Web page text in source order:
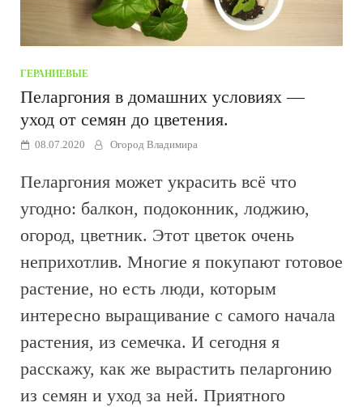
ГЕРАНИЕВЫЕ
Пеларгония в домашних условиях —
уход от семян до цветения.
08.07.2020 Огород Владимира
Пеларгония может украсить всё что
угодно: балкон, подоконник, лоджию,
огород, цветник. Этот цветок очень
неприхотлив. Многие я покупают готовое
растение, но есть люди, которым
интересно выращивание с самого начала
растения, из семечка. И сегодня я
расскажу, как же вырастить пеларгонию
из семян и уход за ней. Приятного